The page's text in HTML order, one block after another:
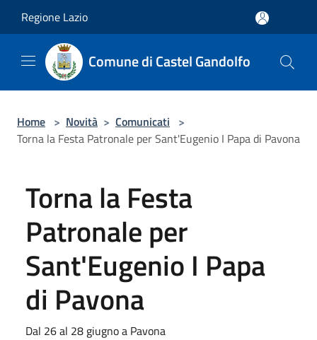
Regione Lazio
Comune di Castel Gandolfo
Home > Novità > Comunicati >
Torna la Festa Patronale per Sant'Eugenio I Papa di Pavona
Torna la Festa
Patronale per
Sant'Eugenio I Papa
di Pavona
Dal 26 al 28 giugno a Pavona